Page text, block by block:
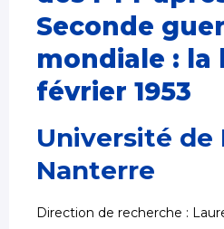
Seconde
mondiale : la
février 1953
Université de
Nanterre
Direction de recherche :